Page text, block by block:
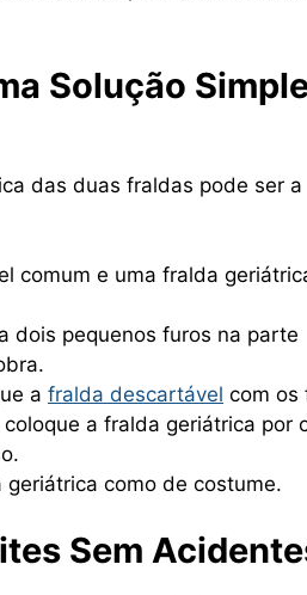
Solução
das duas fraldas pode ser a
comum e uma fralda
dois pequenos furos na parte
a fralda descartável com os
a fralda geriátrica por
geriátrica como de costume.
Sem